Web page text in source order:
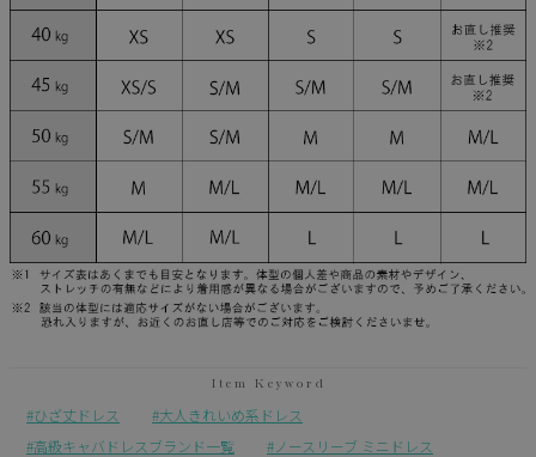
ひざ丈ドレス
大人きれいめ系ドレス
高級キャバドレスブランド一覧
ノースリーブ ミニドレス